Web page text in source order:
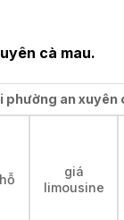
cà mau.
phường an xuyên
giá
limousine